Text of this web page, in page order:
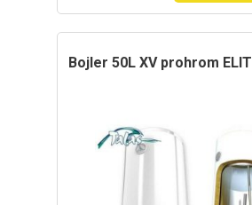
bojler 50L XV prohrom ELIT